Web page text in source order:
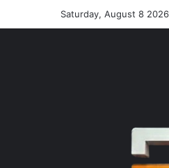
Saturday, August 8 2026